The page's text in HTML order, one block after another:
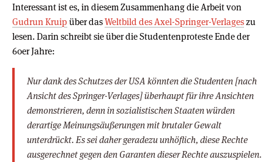
Interessant ist es, in diesem Zusammenhang die Arbeit von
Gudrun Kruip über dasWeltbild des Axel-Springer-Verlages zu
lesen. Darin schreibt sie über die Studentenproteste Ende der
60er Jahre:
Nur dank des Schutzes der USA könnten die Studenten [nach
Ansicht des Springer-Verlages] überhaupt für ihre Ansichten
demonstrieren, denn in sozialistischen Staaten würden
derartige Meinungsäußerungen mit brutaler Gewalt
unterdrückt. Es sei daher geradezu unhöflich, diese Rechte
ausgerechnet gegen den Garanten dieser Rechte auszuspielen.